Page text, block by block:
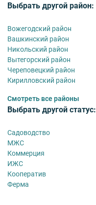
Выбрать другой район:
Вожегодский район
Вашкинский район
Никольский район
Вытегорский район
Череповецкий район
Кирилловский район
Смотреть все районы
Выбрать другой статус:
Садоводство
МЖС
Коммерция
ИЖС
Кооператив
Ферма